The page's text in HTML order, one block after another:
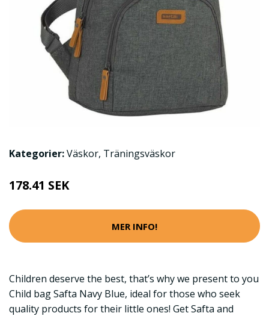
Kategorier:Väskor, Träningsväskor
178.41 SEK
MER INFO!
Children deserve the best, that’s why we present to you
Child bag Safta Navy Blue, ideal for those who seek
quality products for their little ones! Get Safta and